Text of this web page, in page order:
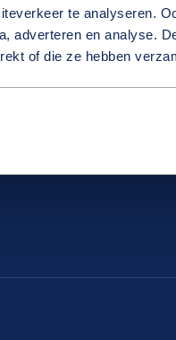
te analyseren.
adverteren en analyse.
of die ze hebben